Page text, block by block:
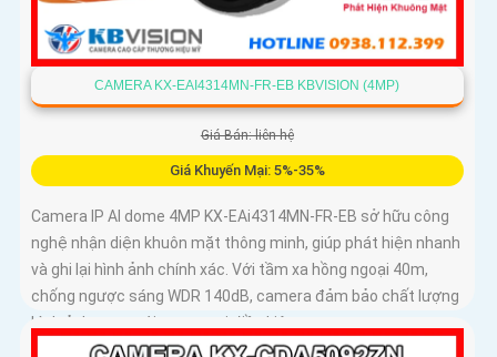
CAMERA KX-EAI4314MN-FR-EB KBVISION (4MP)
Giá Bán: liên hệ
Giá Khuyến Mại: 5%-35%
Camera IP AI dome 4MP KX-EAi4314MN-FR-EB sở hữu công
nghệ nhận diện khuôn mặt thông minh, giúp phát hiện nhanh
và ghi lại hình ảnh chính xác. Với tầm xa hồng ngoại 40m,
chống ngược sáng WDR 140dB, camera đảm bảo chất lượng
hình ảnh vượt trội trong mọi điều kiện